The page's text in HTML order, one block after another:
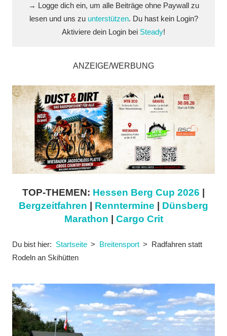
→ Logge dich ein, um alle Beiträge ohne Paywall zu
lesen und uns zu unterstützen. Du hast kein Login?
Aktiviere dein Login bei Steady!
ANZEIGE/WERBUNG
TOP-THEMEN: Hessen Berg Cup 2026 |
Bergzeitfahren | Renntermine | Dünsberg
Marathon | Cargo Crit
Du bist hier: Startseite Breitensport
Radfahren statt
Rodeln an Skihütten